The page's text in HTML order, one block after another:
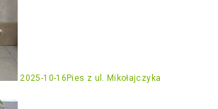
2025-10-16 Pies z ul. Mikołajczyka